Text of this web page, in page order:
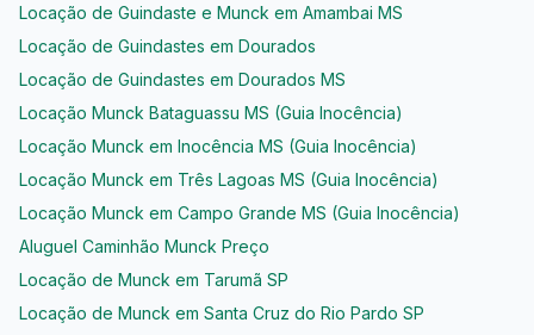
Locação de Guindaste e Munck em Amambai MS
Locação de Guindastes em Dourados
Locação de Guindastes em Dourados MS
Locação Munck Bataguassu MS (Guia Inocência)
Locação Munck em Inocência MS (Guia Inocência)
Locação Munck em Três Lagoas MS (Guia Inocência)
Locação Munck em Campo Grande MS (Guia Inocência)
Aluguel Caminhão Munck Preço
Locação de Munck em Tarumã SP
Locação de Munck em Santa Cruz do Rio Pardo SP